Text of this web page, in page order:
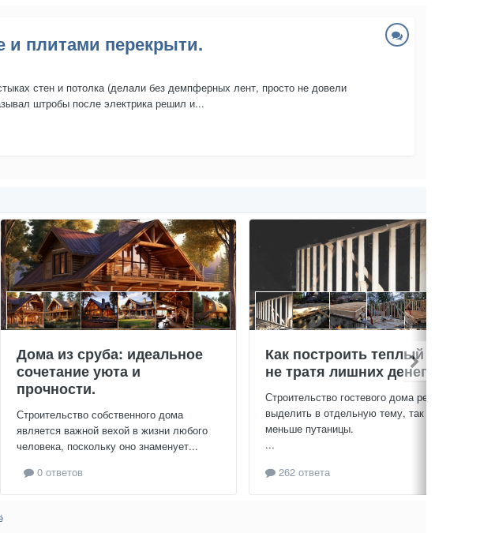
и плитами перекрыти.
стен и потолка (делали без демпферных лент, просто не довели
штробы после электрика решил и...
Дома из сруба: идеальное
сочетание уюта и
прочности.
Строительство собственного дома
является важной вехой в жизни любого
человека, поскольку оно знаменует...
0 ответов
Как построить теплый дом,
не тратя лишних денег
Строительство гостевого дома решил
выделить в отдельную тему, так будет
меньше путаницы.
...
262 ответа